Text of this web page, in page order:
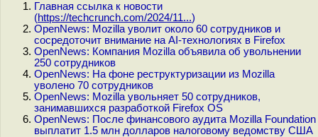
Главная ссылка к новости
(https://techcrunch.com/2024/11...)
OpenNews: Mozilla уволит около 60 сотрудников и
сосредоточит внимание на AI-технологиях в Firefox
OpenNews: Компания Mozilla объявила об увольнении
250 сотрудников
OpenNews: На фоне реструктуризации из Mozilla
уволено 70 сотрудников
OpenNews: Mozilla увольняет 50 сотрудников,
занимавшихся разработкой Firefox OS
OpenNews: После финансового аудита Mozilla Foundation
выплатит 1.5 млн долларов налоговому ведомству США